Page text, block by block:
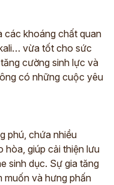
các khoáng chất quan
vừa tốt cho sức
cường sinh lực và
có những cuộc yêu
phú, chứa nhiều
hòa, giúp cải thiện lưu
sinh dục. Sự gia tăng
muốn và hưng phấn